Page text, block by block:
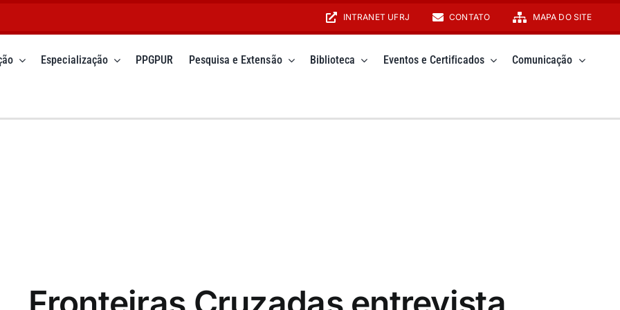
INTRANET UFRJ CONTATO MAPA DO SITE
Especialização PPGPUR Pesquisa e Extensão Biblioteca Eventos e Certificados Comunicação